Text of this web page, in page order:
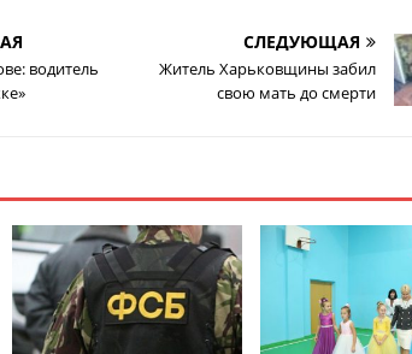
водитель
СЛЕДУЮЩАЯ
Житель Харьковщины забил
свою мать до смерти